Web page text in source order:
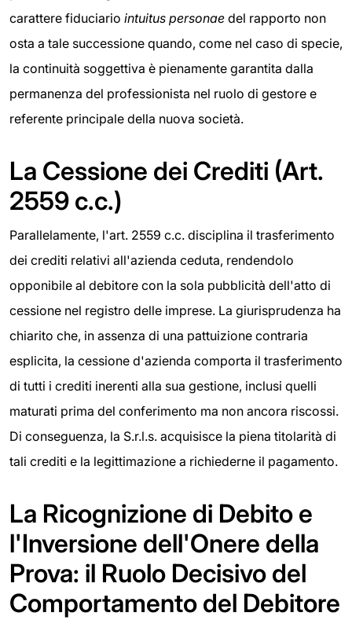
carattere fiduciario intuitus personae del rapporto non
osta a tale successione quando, come nel caso di specie,
la continuità soggettiva è pienamente garantita dalla
permanenza del professionista nel ruolo di gestore e
referente principale della nuova società.
La Cessione dei Crediti (Art.
2559 c.c.)
Parallelamente, l'art. 2559 c.c. disciplina il trasferimento
dei crediti relativi all'azienda ceduta, rendendolo
opponibile al debitore con la sola pubblicità dell'atto di
cessione nel registro delle imprese. La giurisprudenza ha
chiarito che, in assenza di una pattuizione contraria
esplicita, la cessione d'azienda comporta il trasferimento
di tutti i crediti inerenti alla sua gestione, inclusi quelli
maturati prima del conferimento ma non ancora riscossi.
Di conseguenza, la S.r.l.s. acquisisce la piena titolarità di
tali crediti e la legittimazione a richiederne il pagamento.
La Ricognizione di Debito e
l'Inversione dell'Onere della
Prova: il Ruolo Decisivo del
Comportamento del Debitore